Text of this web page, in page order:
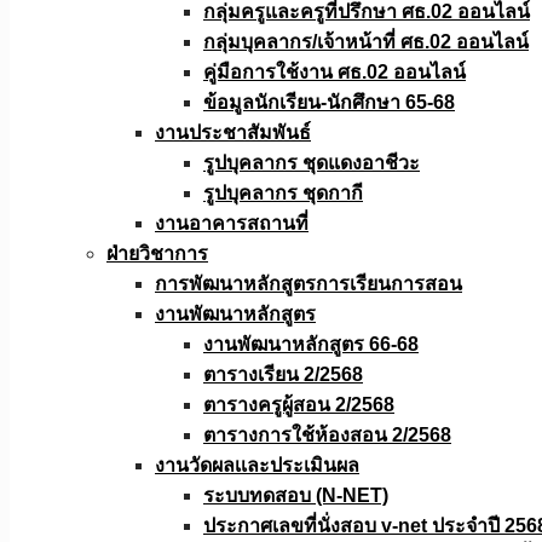
กลุ่มครูและครูที่ปรึกษา ศธ.02 ออนไลน์
กลุ่มบุคลากร/เจ้าหน้าที่ ศธ.02 ออนไลน์
คู่มือการใช้งาน ศธ.02 ออนไลน์
ข้อมูลนักเรียน-นักศึกษา 65-68
งานประชาสัมพันธ์
รูปบุคลากร ชุดแดงอาชีวะ
รูปบุคลากร ชุดกากี
งานอาคารสถานที่
ฝ่ายวิชาการ
การพัฒนาหลักสูตรการเรียนการสอน
งานพัฒนาหลักสูตร
งานพัฒนาหลักสูตร 66-68
ตารางเรียน 2/2568
ตารางครูผู้สอน 2/2568
ตารางการใช้ห้องสอน 2/2568
งานวัดผลเเละประเมินผล
ระบบทดสอบ (N-NET)
ประกาศเลขที่นั่งสอบ v-net ประจำปี